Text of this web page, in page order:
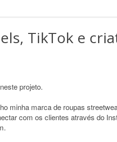
TikTok e
projeto.
minha marca de roupas
com os clientes através do